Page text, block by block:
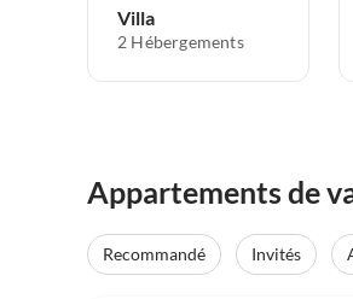
Villa
2 Hébergements
Appartements de
Recommandé Invités